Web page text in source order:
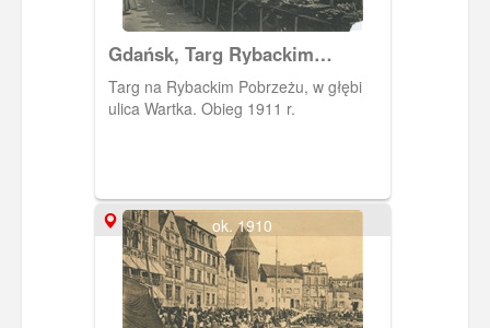
Gdańsk, Targ Rybackim
Pobrzeżu, Fishmarkt
Targ na Rybackim Pobrzeżu, w głębi
ulica Wartka. Obieg 1911 r.
ok. 1910